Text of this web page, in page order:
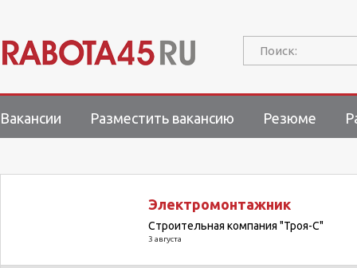
Поиск:
Вакансии Разместить вакансию Резюме
Электромонтажник
Строительная компания "Троя-С"
3 августа